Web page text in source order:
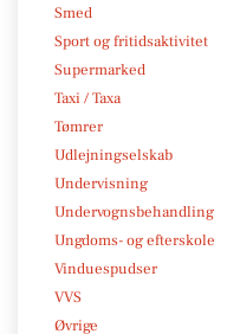
Smed
Sport og fritidsaktivitet
Supermarked
Taxi / Taxa
Tømrer
Udlejningselskab
Undervisning
Undervognsbehandling
Ungdoms- og efterskole
Vinduespudser
VVS
Øvrige